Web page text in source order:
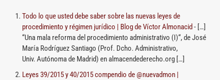
Todo lo que usted debe saber sobre las nuevas leyes de
procedimiento y régimen jurídico | Blog de Víctor Almonacid - […]
“Una mala reforma del procedimiento administrativo (I)“, de José
María Rodríguez Santiago (Prof. Dcho. Administrativo,
Univ. Autónoma de Madrid) en almacendederecho.org […]
Leyes 39/2015 y 40/2015 compendio de @nuevadmon |